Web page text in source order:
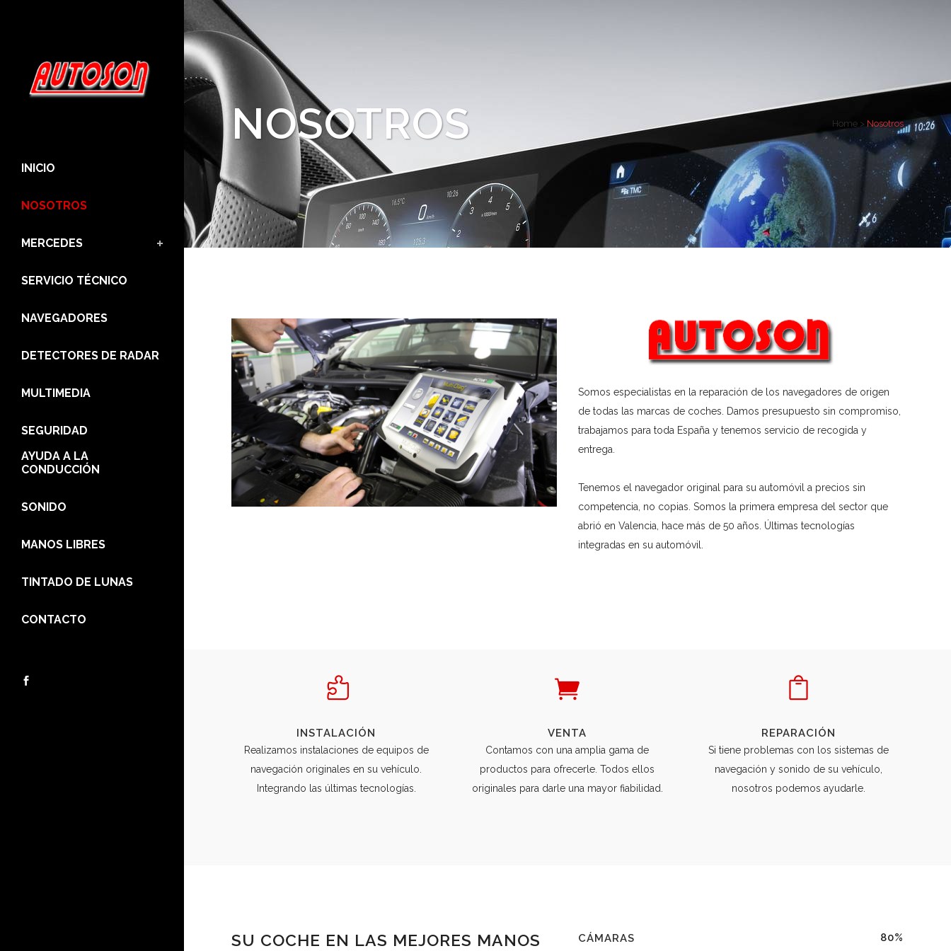
INICIO
NOSOTROS
MERCEDES
SERVICIO TÉCNICO
NAVEGADORES
DETECTORES DE RADAR
MULTIMEDIA
SEGURIDAD
AYUDA A LA
CONDUCCIÓN
SONIDO
MANOS LIBRES
TINTADO DE LUNAS
CONTACTO
NOSOTROS Home > Nosotros
Somos especialistas en la reparación de los navegadores de origen
de todas las marcas de coches. Damos presupuesto sin compromiso,
trabajamos para toda España y tenemos servicio de recogida y
entrega.
Tenemos el navegador original para su automóvil a precios sin
competencia, no copias. Somos la primera empresa del sector que
abrió en Valencia, hace más de 50 años. Últimas tecnologías
integradas en su automóvil.
INSTALACIÓN
Realizamos instalaciones de equipos de
navegación originales en su vehículo.
Integrando las últimas tecnologías.
VENTA
Contamos con una amplia gama de
productos para ofrecerle. Todos ellos
originales para darle una mayor fiabilidad.
REPARACIÓN
Si tiene problemas con los sistemas de
navegación y sonido de su vehículo,
nosotros podemos ayudarle.
SU COCHE EN LAS MEJORES MANOS CÁMARAS 80%